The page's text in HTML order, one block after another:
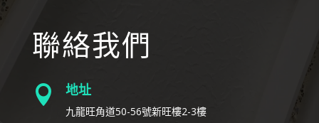
聯絡我們
 地址
九龍旺角道50-56號新旺樓2-3樓